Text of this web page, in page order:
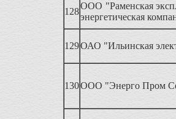
128
ООО "Раменская
энергетическая
129ОАО "Ильинская
130ООО "Энерго Пром